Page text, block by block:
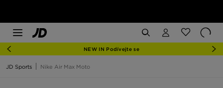
NEW IN Podívejte se
JD Sports Nike Air Max Moto